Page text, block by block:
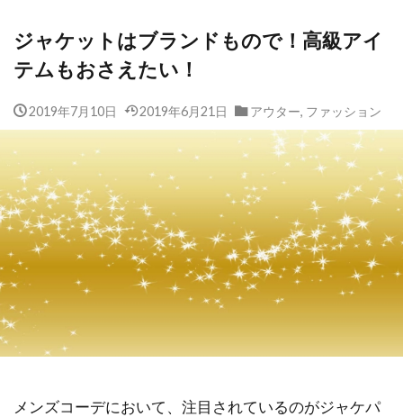
ジャケットはブランドもので！高級アイ
テムもおさえたい！
2019年7月10日 2019年6月21日 アウター, ファッション
メンズコーデにおいて、注目されているのがジャケパ